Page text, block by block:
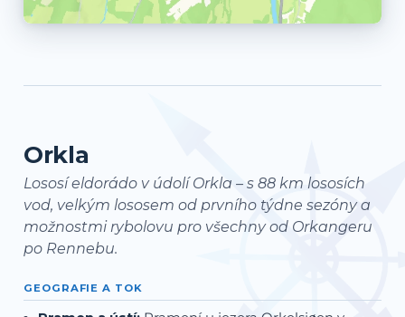
Orkla
Lososí eldorádo v údolí Orkla – s 88 km lososích
vod, velkým lososem od prvního týdne sezóny a
možnostmi rybolovu pro všechny od Orkangeru
po Rennebu.
GEOGRAFIE A TOK